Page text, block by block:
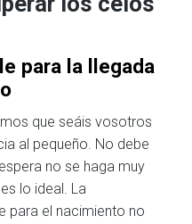
para la llegada
que seáis vosotros
al pequeño. No debe
no se haga muy
lo ideal. La
para el nacimiento no